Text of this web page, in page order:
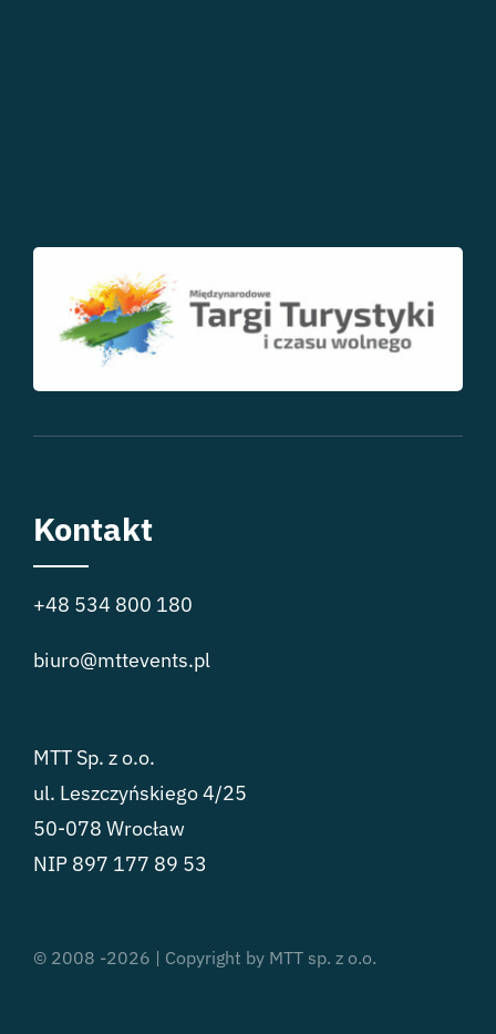
Kontakt
+48 534 800 180
biuro@mttevents.pl
MTT Sp. z o.o.
ul. Leszczyńskiego 4/25
50-078 Wrocław
NIP 897 177 89 53
© 2008 -2026 | Copyright by MTT sp. z o.o.